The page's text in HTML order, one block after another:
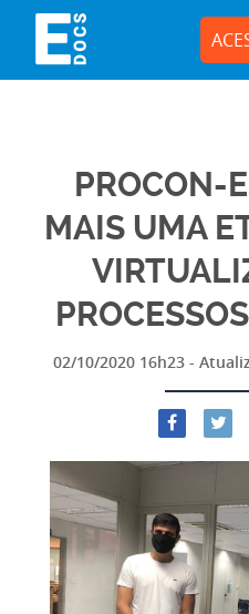
PROCON-
MAIS UMA
02/10/2020 16h23 -